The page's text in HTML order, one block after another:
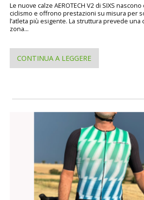
Le nuove calze AEROTECH V2 di SIXS
ciclismo e offrono prestazioni su misura per
l’atleta più esigente. La struttura prevede
zona...
CONTINUA A LEGGERE